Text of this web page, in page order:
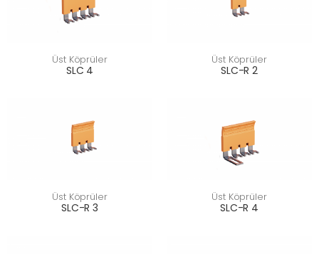
Üst Köprüler
SLC 4
Üst Köprüler
SLC-R 2
Üst Köprüler
SLC-R 3
Üst Köprüler
SLC-R 4